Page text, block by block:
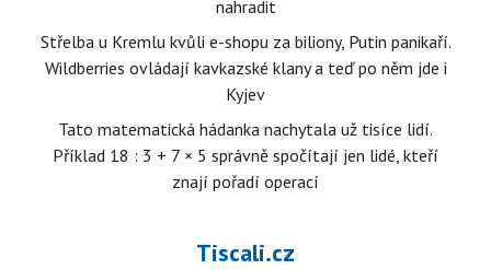
nahradit
Střelba u Kremlu kvůli e-shopu za biliony, Putin panikaří.
Wildberries ovládají kavkazské klany a teď po něm jde i
Kyjev
Tato matematická hádanka nachytala už tisíce lidí.
Příklad 18 : 3 + 7 × 5 správně spočítají jen lidé, kteří
znají pořadí operací
Tiscali.cz